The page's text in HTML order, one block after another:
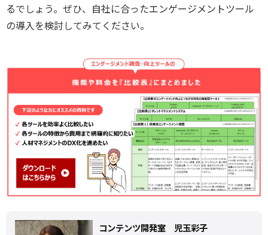
るでしょう。ぜひ、自社に合ったエンゲージメントツール
の導入を検討してみてください。
コンテンツ開発室 児玉彩子